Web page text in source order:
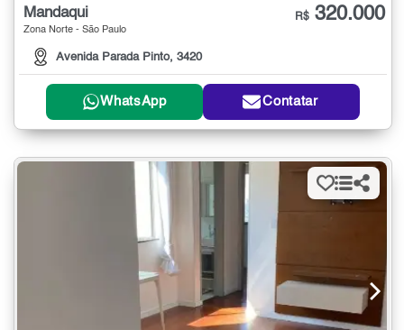
Mandaqui
Zona Norte - São Paulo
Avenida Parada Pinto, 3420
R$ 320.000
WhatsApp Contatar